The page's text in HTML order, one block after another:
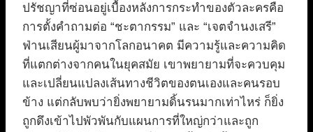
ปรัชญาที่ซ่อนอยู่เบื้องหลังการกระทำของตัวละครคือ
การตั้งคำถามต่อ “ชะตากรรม” และ “เจตจำนงเสรี”
ฟ่านเสียนผู้มาจากโลกอนาคต มีความรู้และความคิด
ที่แตกต่างจากคนในยุคสมัย เขาพยายามที่จะควบคุม
และเปลี่ยนแปลงเส้นทางชีวิตของตนเองและคนรอบ
ข้าง แต่กลับพบว่ายิ่งพยายามดิ้นรนมากเท่าไหร่ ก็ยิ่ง
ถูกดึงเข้าไปพัวพันกับแผนการที่ใหญ่กว่าและถูก